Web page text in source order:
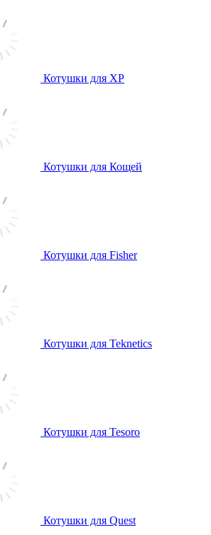
Котушки для ХР
Котушки для Кощей
Котушки для Fisher
Котушки для Teknetics
Котушки для Tesoro
Котушки для Quest